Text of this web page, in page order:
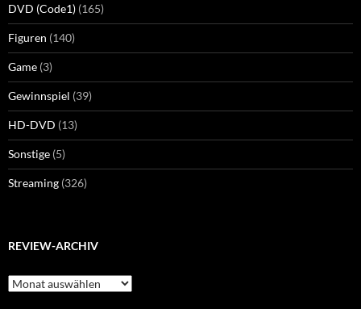
DVD (Code1) (165)
Figuren (140)
Game (3)
Gewinnspiel (39)
HD-DVD (13)
Sonstige (5)
Streaming (326)
REVIEW-ARCHIV
Review-
Archiv